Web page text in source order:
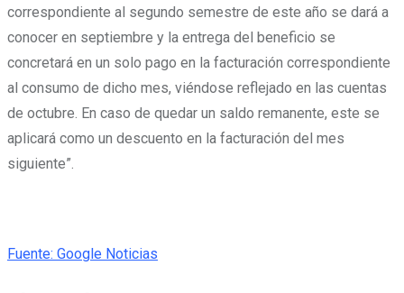
correspondiente al segundo semestre de este año se dará a
conocer en septiembre y la entrega del beneficio se
concretará en un solo pago en la facturación correspondiente
al consumo de dicho mes, viéndose reflejado en las cuentas
de octubre. En caso de quedar un saldo remanente, este se
aplicará como un descuento en la facturación del mes
siguiente”.
Fuente: Google Noticias